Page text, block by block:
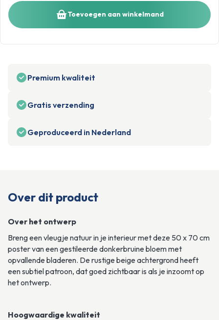
Toevoegen aan winkelmand
Premium kwaliteit
Gratis verzending
Geproduceerd in Nederland
Over dit product
Over het ontwerp
Breng een vleugje natuur in je interieur met deze 50 x 70 cm
poster van een gestileerde donkerbruine bloem met
opvallende bladeren. De rustige beige achtergrond heeft
een subtiel patroon, dat goed zichtbaar is als je inzoomt op
het ontwerp.
Hoogwaardige kwaliteit